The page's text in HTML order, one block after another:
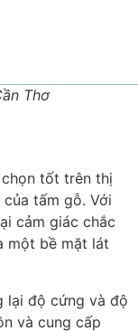
Thơ
tốt trên thị
tấm gỗ. Với
cảm giác chắc
một bề mặt lát
lại độ cứng và độ
và cung cấp